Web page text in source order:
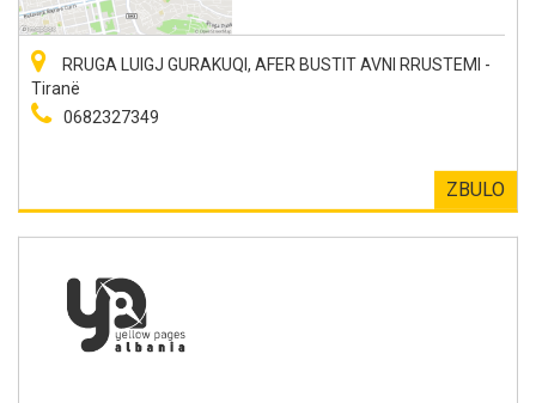
RRUGA LUIGJ GURAKUQI, AFER BUSTIT AVNI RRUSTEMI -
Tiranë
0682327349
ZBULO